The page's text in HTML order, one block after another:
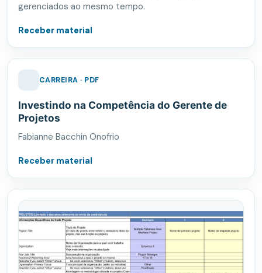
gerenciados ao mesmo tempo.
Receber material
CARREIRA · PDF
Investindo na Competência do Gerente de
Projetos
Fabianne Bacchin Onofrio
Receber material